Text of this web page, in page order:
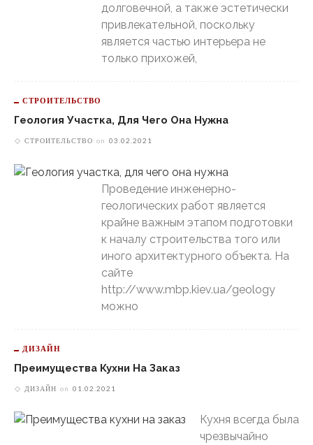
долговечной, а также эстетически
привлекательной, поскольку
является частью интерьера не
только прихожей,
СТРОИТЕЛЬСТВО
Геология Участка, Для Чего Она Нужна
СТРОИТЕЛЬСТВО on 03.02.2021
Проведение инженерно-
геологических работ является
крайне важным этапом подготовки
к началу строительства того или
иного архитектурного объекта. На
сайте
http://www.mbp.kiev.ua/geology
можно
ДИЗАЙН
Преимущества Кухни На Заказ
ДИЗАЙН on 01.02.2021
Кухня всегда была
чрезвычайно